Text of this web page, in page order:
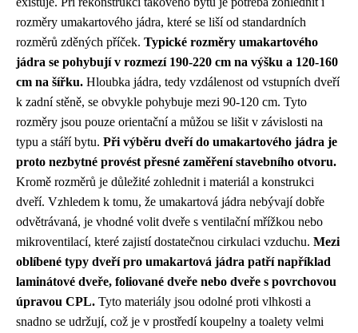
rozměry umakartového jádra, které se liší od standardních
rozměrů zděných příček. Typické rozměry umakartového
jádra se pohybují v rozmezí 190-220 cm na výšku a 120-160
cm na šířku. Hloubka jádra, tedy vzdálenost od vstupních dveří
k zadní stěně, se obvykle pohybuje mezi 90-120 cm. Tyto
rozměry jsou pouze orientační a můžou se lišit v závislosti na
typu a stáří bytu. Při výběru dveří do umakartového jádra je
proto nezbytné provést přesné zaměření stavebního otvoru.
Kromě rozměrů je důležité zohlednit i materiál a konstrukci
dveří. Vzhledem k tomu, že umakartová jádra nebývají dobře
odvětrávaná, je vhodné volit dveře s ventilační mřížkou nebo
mikroventilací, které zajistí dostatečnou cirkulaci vzduchu. Mezi
oblíbené typy dveří pro umakartová jádra patří například
laminátové dveře, foliované dveře nebo dveře s povrchovou
úpravou CPL. Tyto materiály jsou odolné proti vlhkosti a
snadno se udržují, což je v prostředí koupelny a toalety velmi